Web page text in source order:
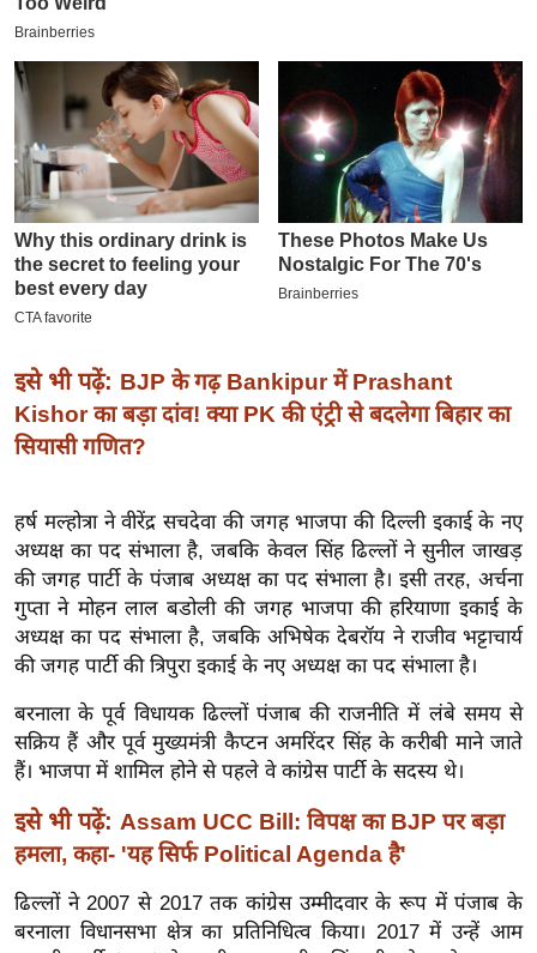
क्रा
म
ई
-
पे
प
र
मि
सा
बे
मि
श
ख्सि
य
त
यं
ग
इं
डि
सा
हि
त्य
ज
इसे भी पढ़ें: BJP के गढ़ Bankipur में Prashant
Kishor का बड़ा दांव! क्या PK की एंट्री से बदलेगा बिहार का
सियासी गणित?
हर्ष मल्होत्रा ​​ने वीरेंद्र सचदेवा की जगह भाजपा की दिल्ली इकाई के नए
अध्यक्ष का पद संभाला है, जबकि केवल सिंह ढिल्लों ने सुनील जाखड़
की जगह पार्टी के पंजाब अध्यक्ष का पद संभाला है। इसी तरह, अर्चना
गुप्ता ने मोहन लाल बडोली की जगह भाजपा की हरियाणा इकाई के
अध्यक्ष का पद संभाला है, जबकि अभिषेक देबरॉय ने राजीव भट्टाचार्य
की जगह पार्टी की त्रिपुरा इकाई के नए अध्यक्ष का पद संभाला है।
बरनाला के पूर्व विधायक ढिल्लों पंजाब की राजनीति में लंबे समय से
सक्रिय हैं और पूर्व मुख्यमंत्री कैप्टन अमरिंदर सिंह के करीबी माने जाते
हैं। भाजपा में शामिल होने से पहले वे कांग्रेस पार्टी के सदस्य थे।
इसे भी पढ़ें: Assam UCC Bill: विपक्ष का BJP पर बड़ा
हमला, कहा- 'यह सिर्फ Political Agenda है'
ढिल्लों ने 2007 से 2017 तक कांग्रेस उम्मीदवार के रूप में पंजाब के
बरनाला विधानसभा क्षेत्र का प्रतिनिधित्व किया। 2017 में उन्हें आम